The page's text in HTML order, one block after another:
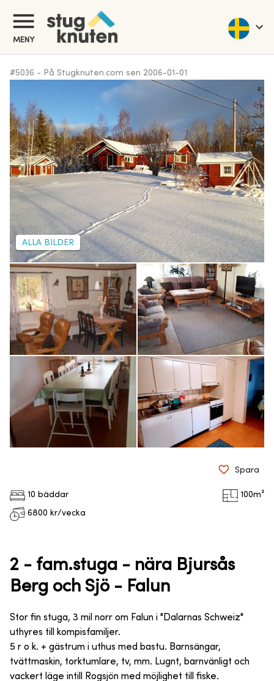
MENY
#5036 - På Stugknuten.com sen 2006-01-01
ALLA BILDER
10 bäddar 100m²
6800 kr/vecka
Spara
2 - fam.stuga - nära Bjursås
Berg och Sjö - Falun
Stor fin stuga, 3 mil norr om Falun i "Dalarnas Schweiz"
uthyres till kompisfamiljer.
5 r o k. + gästrum i uthus med bastu. Barnsängar,
tvättmaskin, torktumlare, tv, mm. Lugnt, barnvänligt och
vackert läge intill Rogsjön med möjlighet till fiske.